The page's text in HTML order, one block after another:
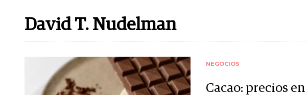
David T. Nudelman
NEGOCIOS
Cacao: precios